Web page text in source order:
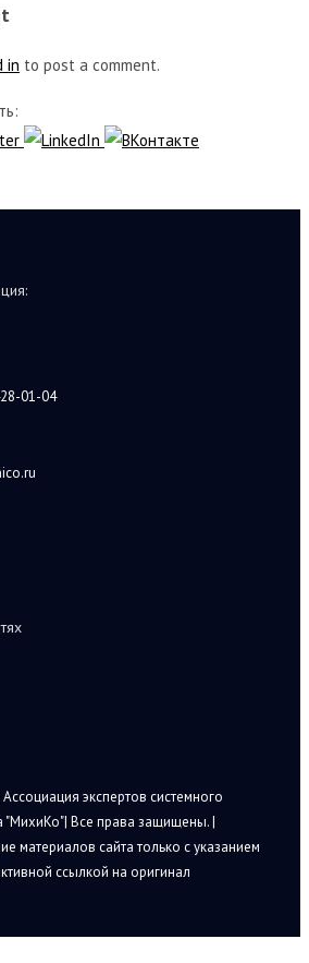
in to post a comment.
01-04
экспертов системного
"МихиКо"| Все права защищены. |
материалов сайта только с указанием
ссылкой на оригинал